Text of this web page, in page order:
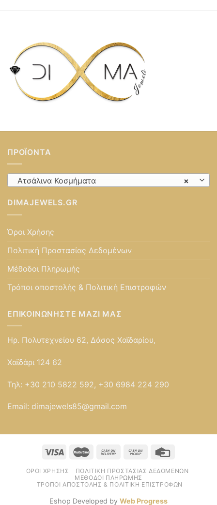
ΠΡΟΪΌΝΤΑ
×
Ατσάλινα Κοσμήματα
DIMAJEWELS.GR
Όροι Χρήσης
Πολιτική Προστασίας Δεδομένων
Μέθοδοι Πληρωμής
Τρόποι αποστολής & Πολιτική Επιστροφών
ΕΠΙΚΟΙΝΩΝΉΣΤΕ ΜΑΖΊ ΜΑΣ
Ηρ. Πολυτεχνείου 62, Δάσος Χαϊδαρίου,
Χαϊδάρι 124 62
Τηλ: +30 210 5822 592, +30 6984 224 290
Email: dimajewels85@gmail.com
ΌΡΟΙ ΧΡΉΣΗΣ
ΠΟΛΙΤΙΚΉ ΠΡΟΣΤΑΣΊΑΣ ΔΕΔΟΜΈΝΩΝ
ΜΈΘΟΔΟΙ ΠΛΗΡΩΜΉΣ
ΤΡΌΠΟΙ ΑΠΟΣΤΟΛΉΣ & ΠΟΛΙΤΙΚΉ ΕΠΙΣΤΡΟΦΏΝ
Eshop Developed by Web Progress